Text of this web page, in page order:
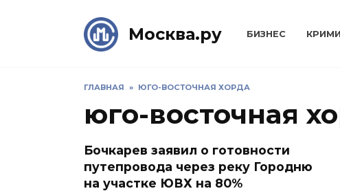
Москва.ру БИЗНЕС
ГЛАВНАЯ » ЮГО-ВОСТОЧНАЯ ХОРДА
юго-восточная
Бочкарев заявил о готовности
путепровода через реку Городню
на участке ЮВХ на 80%